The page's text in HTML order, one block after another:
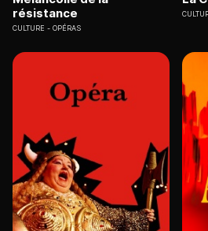
résistance
CULTURE OPÉRAS